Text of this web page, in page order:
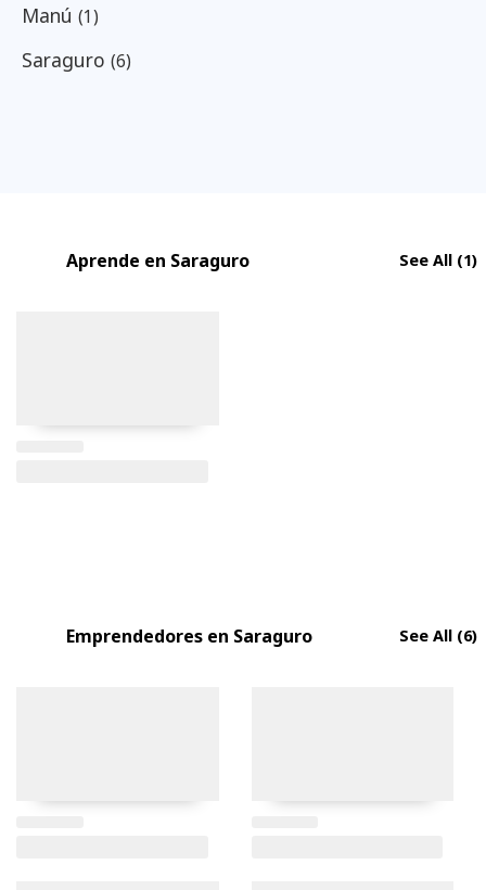
Manú (1)
Saraguro (6)
Aprende en Saraguro See All (1)
Emprendedores en Saraguro See All (6)